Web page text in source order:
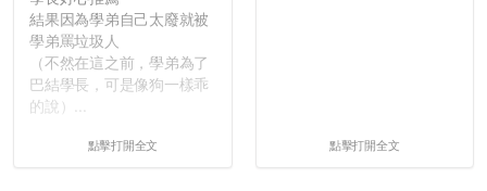
結果因為學弟自己太廢就被
學弟罵垃圾人
（不然在這之前，學弟為了
巴結學長，可是像狗一樣乖
的說）...
點擊打開全文 點擊打開全文